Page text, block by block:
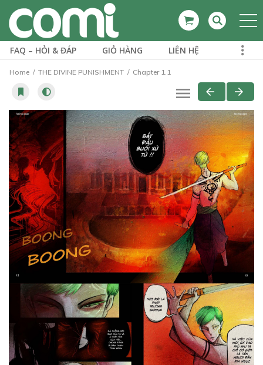
FAQ – HỎI & ĐÁP GIỎ HÀNG LIÊN HỆ
Home THE DIVINE PUNISHMENT Chapter 1.1